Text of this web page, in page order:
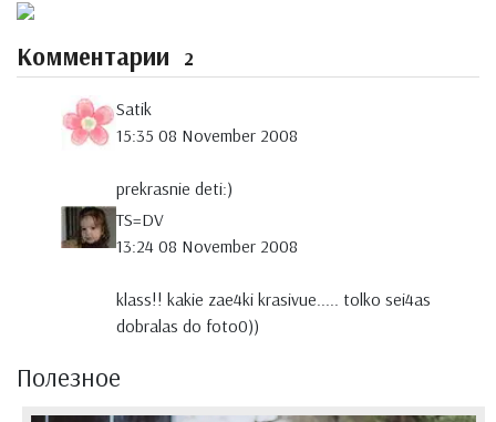
Комментарии 2
Satik
15:35 08 November 2008
prekrasnie deti:)
TS=DV
13:24 08 November 2008
klass!! kakie zae4ki krasivue..... tolko sei4as
dobralas do foto0))
Полезное